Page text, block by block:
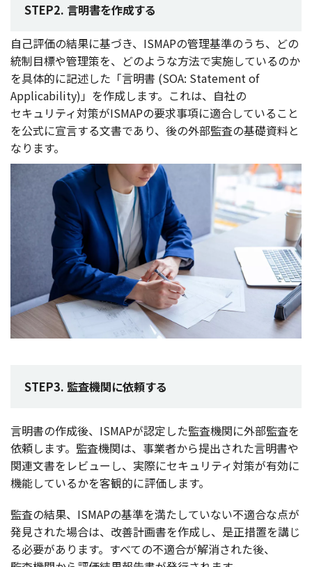
STEP2. 言明書を作成する
自己評価の結果に基づき、ISMAPの管理基準のうち、どの
統制目標や管理策を、どのような方法で実施しているのか
を具体的に記述した「言明書 (SOA: Statement of
Applicability)」を作成します。これは、 自社の
セキュリティ対策がISMAPの要求事項に適合していること
を公式に宣言する文書であり、後の外部監査の基礎資料と
なります。
STEP3. 監査機関に依頼する
言明書の作成後、ISMAPが認定した監査機関に外部監査を
依頼します。 監査機関は、 事業者から提出された言明書や
関連文書を レビュー し、 実際にセキュリティ対策が有効に
機能しているかを客観的に評価します。
監査の結果、ISMAPの基準を満たしていない不適合な点が
発見された場合は、 改善計画書を作成し、 是正措置を講じ
る必要があります。すべての不適合が解消された後、